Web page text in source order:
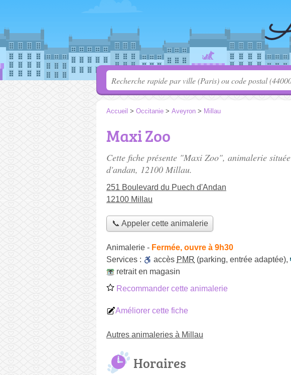
Accueil > Occitanie > Aveyron > Millau
Maxi Zoo
Cette fiche présente "Maxi Zoo", animalerie située
d'andan, 12100 Millau.
251 Boulevard du Puech d'Andan
12100 Millau
📞 Appeler cette animalerie
Animalerie - Fermée, ouvre à 9h30
Services :
accès PMR (parking, entrée adaptée),
retrait en magasin
Recommander cette animalerie
Améliorer cette fiche
Autres animaleries à Millau
Horaires